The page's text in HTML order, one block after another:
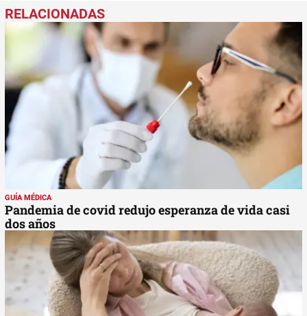
GUÍA MÉDICA
Pandemia de covid redujo esperanza de vida casi
dos años